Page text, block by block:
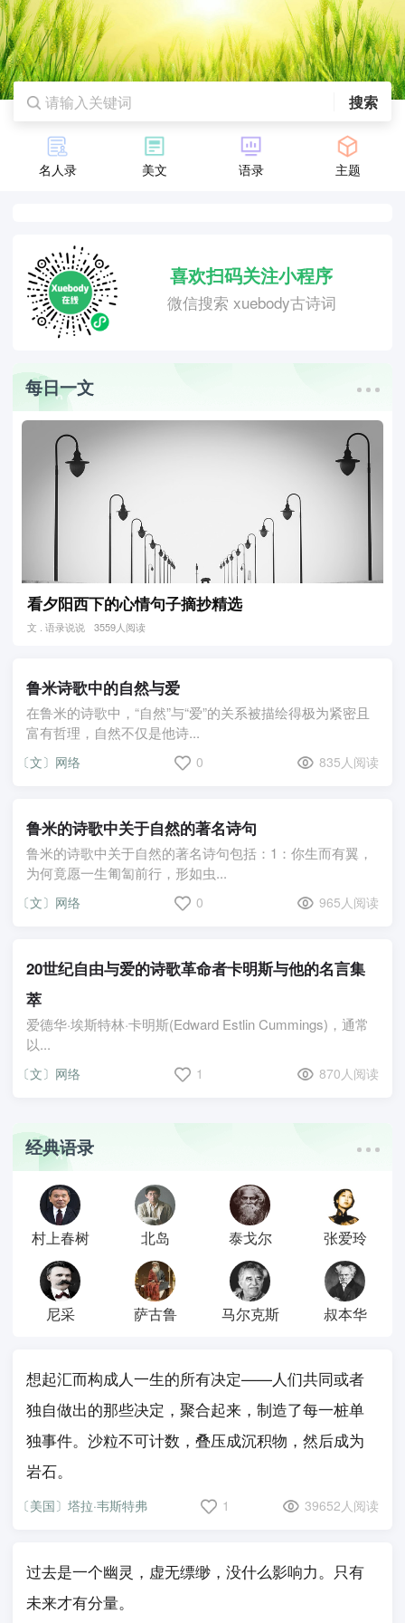
搜索
名人录 美文 语录 主题
喜欢扫码关注小程序
微信搜索 xuebody古诗词
每日一文
看夕阳西下的心情句子摘抄精选
文 . 语录说说 3559人阅读
鲁米诗歌中的自然与爱
在鲁米的诗歌中，“自然”与“爱”的关系被描绘得极为紧密且
富有哲理，自然不仅是他诗...
〔文〕网络 0 835人阅读
鲁米的诗歌中关于自然的著名诗句
鲁米的诗歌中关于自然的著名诗句包括：1：你生而有翼，
为何竟愿一生匍匐前行，形如虫...
〔文〕网络 0 965人阅读
20世纪自由与爱的诗歌革命者卡明斯与他的名言集
萃
爱德华·埃斯特林·卡明斯(Edward Estlin Cummings)，通常
以...
〔文〕网络 1 870人阅读
经典语录
村上春树 北岛 泰戈尔 张爱玲
尼采 萨古鲁 马尔克斯 叔本华
想起汇而构成人一生的所有决定——人们共同或者
独自做出的那些决定，聚合起来，制造了每一桩单
独事件。沙粒不可计数，叠压成沉积物，然后成为
岩石。
〔美国〕塔拉·韦斯特弗 1 39652人阅读
过去是一个幽灵，虚无缥缈，没什么影响力。只有
未来才有分量。